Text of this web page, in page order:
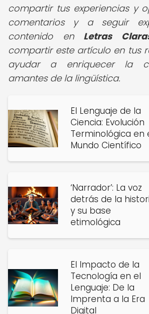
compartir tus experiencias y
comentarios y a seguir
contenido en Letras
compartir este artículo en tus
ayudar a enriquecer la
amantes de la lingüística.
El Lenguaje de la
Ciencia: Evolución
Terminológica en
Mundo Científico
‘Narrador’: La voz
detrás de la
y su base
etimológica
El Impacto de la
Tecnología en el
Lenguaje: De la
Imprenta a la Era
Digital